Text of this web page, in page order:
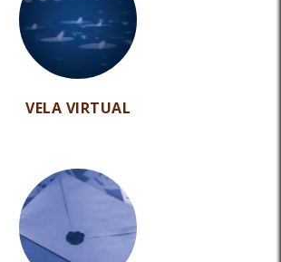
VELA VIRTUAL